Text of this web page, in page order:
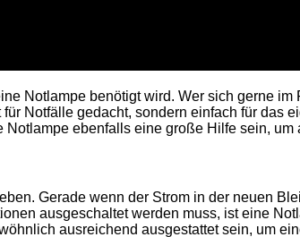
Notlampe benötigt wird. Wer sich gerne
Notfälle gedacht, sondern einfach für das
ebenfalls eine große Hilfe sein,
Gerade wenn der Strom in der neuen
ausgeschaltet werden muss, ist eine
ausreichend ausgestattet sein, um